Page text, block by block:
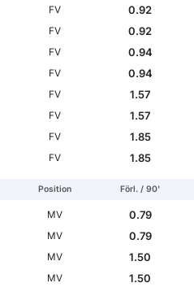
FV
0.92
FV
0.92
FV
0.94
FV
0.94
FV
1.57
FV
1.57
FV
1.85
FV 1.85
Position Förl. / 90'
MV
0.79
MV
0.79
MV
1.50
MV 1.50